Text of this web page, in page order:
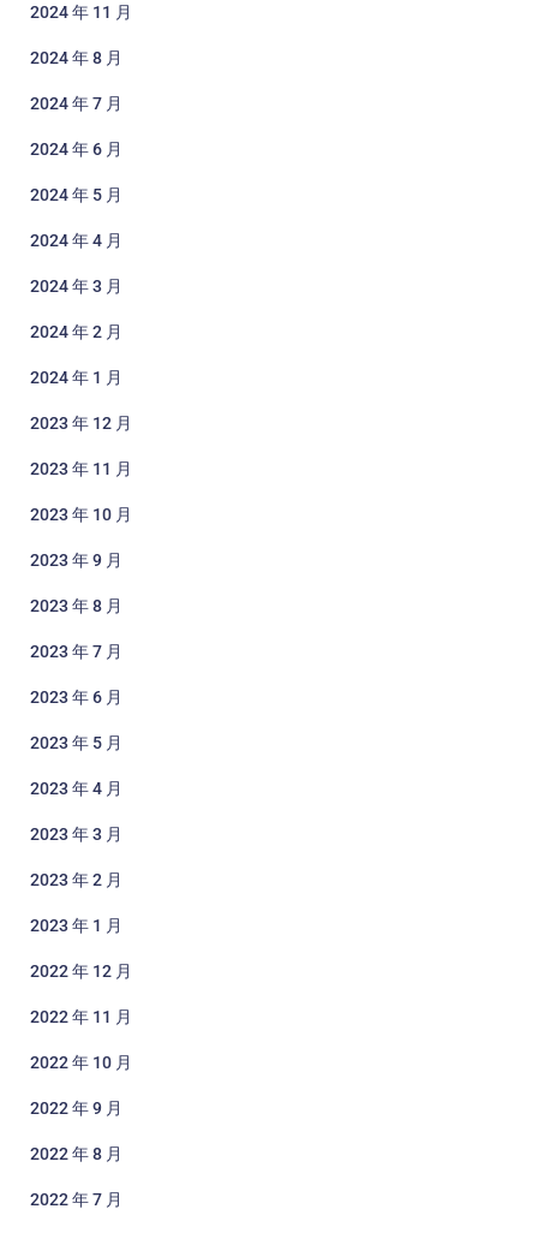
2024 年 11 月
2024 年 8 月
2024 年 7 月
2024 年 6 月
2024 年 5 月
2024 年 4 月
2024 年 3 月
2024 年 2 月
2024 年 1 月
2023 年 12 月
2023 年 11 月
2023 年 10 月
2023 年 9 月
2023 年 8 月
2023 年 7 月
2023 年 6 月
2023 年 5 月
2023 年 4 月
2023 年 3 月
2023 年 2 月
2023 年 1 月
2022 年 12 月
2022 年 11 月
2022 年 10 月
2022 年 9 月
2022 年 8 月
2022 年 7 月